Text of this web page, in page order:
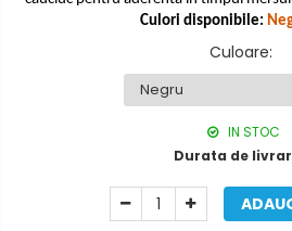
Culori disponibile:
Culoare:
IN STOC
Durata de